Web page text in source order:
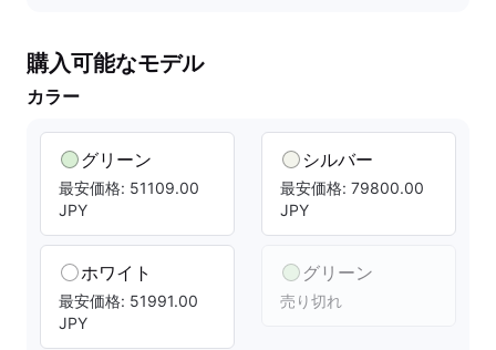
購入可能なモデル
カラー
グリーン
最安価格: 51109.00
JPY
ホワイト
最安価格: 51991.00
JPY
シルバー
最安価格: 79800.00
JPY
グリーン
売り切れ